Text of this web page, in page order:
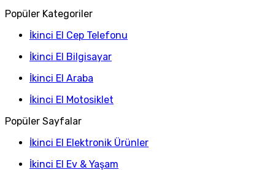
Popüler Kategoriler
İkinci El Cep Telefonu
İkinci El Bilgisayar
İkinci El Araba
İkinci El Motosiklet
Popüler Sayfalar
İkinci El Elektronik Ürünler
İkinci El Ev & Yaşam